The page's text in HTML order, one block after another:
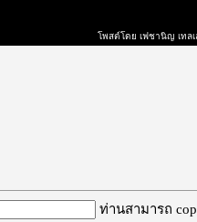
โพสต์โดย เฟชานิญ เทลเ
ท่านสามารถ